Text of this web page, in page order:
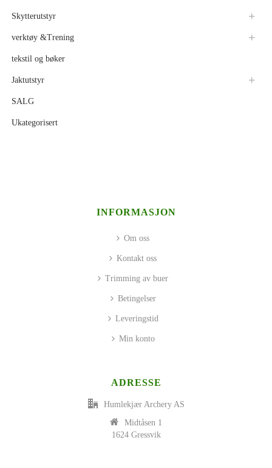
Skytterutstyr
verktøy &Trening
tekstil og bøker
Jaktutstyr
SALG
Ukategorisert
INFORMASJON
Om oss
Kontakt oss
Trimming av buer
Betingelser
Leveringstid
Min konto
ADRESSE
Humlekjær Archery AS
Midtåsen 1
1624 Gressvik